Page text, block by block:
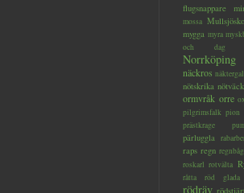
flugsnappare
mossa
mygga myra
och dag
Norrköping
näckros näktergal
nötskrika
ormvråk orre
pilgrimsfalk pion
prästkrage
pärluggla
raps regn
roskarl rotvälta
råtta
röd glada
rödräv